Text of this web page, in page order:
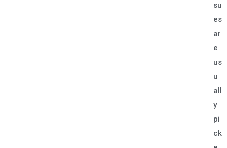
su
es
ar
e
us
u
all
y
pi
ck